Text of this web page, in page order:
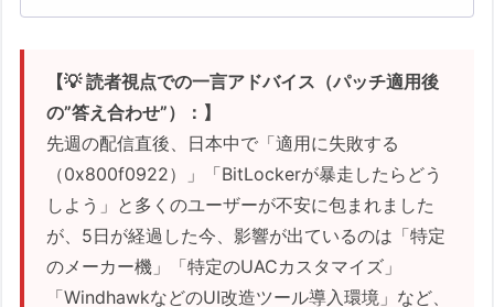
【💡 読者視点での一言アドバイス（パッチ適用後
の”答え合わせ”）：】
先週の配信直後、日本中で「適用に失敗する
（0x800f0922）」「BitLockerが暴走したらどう
しよう」と多くのユーザーが不安に包まれました
が、5日が経過した今、影響が出ているのは「特定
のメーカー機」「特定のUACカスタマイズ」
「WindhawkなどのUI改造ツール導入環境」など、